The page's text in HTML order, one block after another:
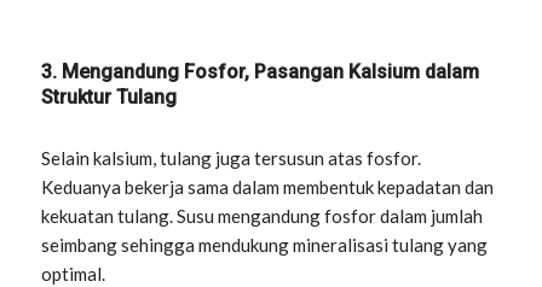
3. Mengandung Fosfor, Pasangan Kalsium dalam
Struktur Tulang
Selain kalsium, tulang juga tersusun atas fosfor.
Keduanya bekerja sama dalam membentuk kepadatan dan
kekuatan tulang. Susu mengandung fosfor dalam jumlah
seimbang sehingga mendukung mineralisasi tulang yang
optimal.